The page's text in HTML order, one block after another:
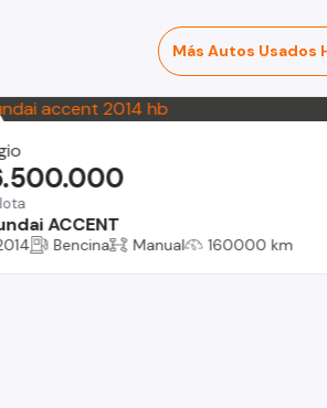
Más Autos Usados
ACCENT
Bencina Manual 160000 km